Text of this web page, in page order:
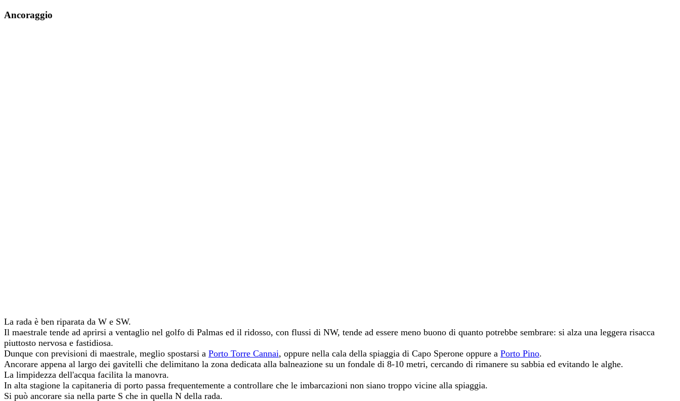
Ancoraggio
La rada è ben riparata da W e SW.
Il maestrale tende ad aprirsi a ventaglio nel golfo di Palmas ed il ridosso, con flussi di NW, tende ad essere meno buono di quanto potrebbe sembrare: si alza una leggera risacca
piuttosto nervosa e fastidiosa.
Dunque con previsioni di maestrale, meglio spostarsi a Porto Torre Cannai, oppure nella cala della spiaggia di Capo Sperone oppure a Porto Pino.
Ancorare appena al largo dei gavitelli che delimitano la zona dedicata alla balneazione su un fondale di 8-10 metri, cercando di rimanere su sabbia ed evitando le alghe.
La limpidezza dell'acqua facilita la manovra.
In alta stagione la capitaneria di porto passa frequentemente a controllare che le imbarcazioni non siano troppo vicine alla spiaggia.
Si può ancorare sia nella parte S che in quella N della rada.